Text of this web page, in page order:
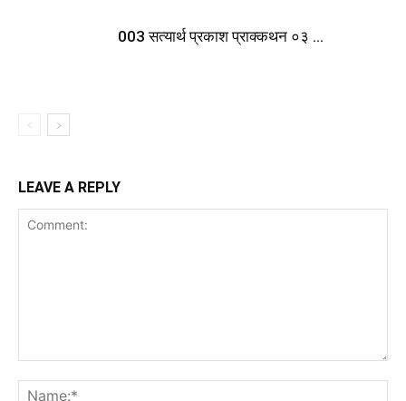
003 सत्यार्थ प्रकाश प्राक्कथन ०३ …
LEAVE A REPLY